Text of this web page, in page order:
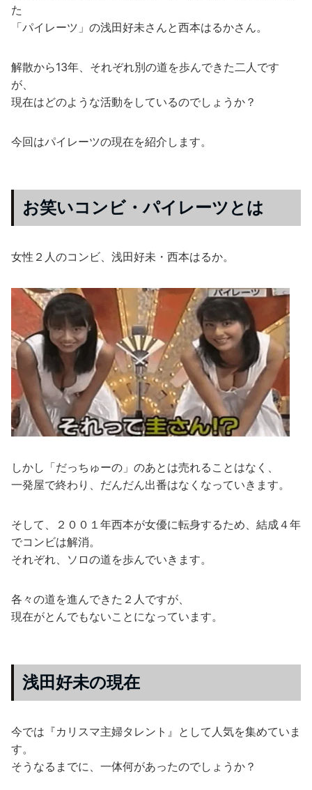
た
「パイレーツ」の浅田好未さんと西本はるかさん。
解散から13年、それぞれ別の道を歩んできた二人です
が、
現在はどのような活動をしているのでしょうか？
今回はパイレーツの現在を紹介します。
お笑いコンビ・パイレーツとは
女性２人のコンビ、浅田好未・西本はるか。
しかし「だっちゅーの」のあとは売れることはなく、
一発屋で終わり、だんだん出番はなくなっていきます。
そして、２００１年西本が女優に転身するため、結成４年
でコンビは解消。
それぞれ、ソロの道を歩んでいきます。
各々の道を進んできた２人ですが、
現在がとんでもないことになっています。
浅田好未の現在
今では『カリスマ主婦タレント』として人気を集めていま
す。
そうなるまでに、一体何があったのでしょうか？